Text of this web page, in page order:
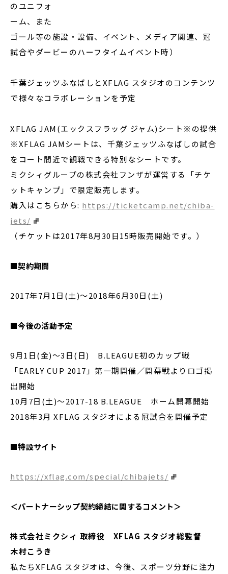
のユニフォ
ーム、また
ゴール等の施設・設備、イベント、メディア関連、冠
試合やダービーのハーフタイムイベント時）
千葉ジェッツふなばしとXFLAG スタジオのコンテンツ
で様々なコラボレーションを予定
XFLAG JAM(エックスフラッグ ジャム)シート※の提供
※XFLAG JAMシートは、千葉ジェッツふなばしの試合
をコート間近で観戦できる特別なシートです。
ミクシィグループの株式会社フンザが運営する「チケ
ットキャンプ」で限定販売します。
購入はこちらから: https://ticketcamp.net/chiba-
jets/
（チケットは2017年8月30日15時販売開始です。）
■契約期間
2017年7月1日(土)～2018年6月30日(土)
■今後の活動予定
9月1日(金)～3日(日) B.LEAGUE初のカップ戦
「EARLY CUP 2017」第一期開催／開幕戦よりロゴ掲
出開始
10月7日(土)～2017-18 B.LEAGUE ホーム開幕開始
2018年3月 XFLAG スタジオによる冠試合を開催予定
■特設サイト
https://xflag.com/special/chibajets/
＜パートナーシップ契約締結に関するコメント＞
株式会社ミクシィ 取締役 XFLAG スタジオ総監督
木村こうき
私たちXFLAG スタジオは、今後、スポーツ分野に注力